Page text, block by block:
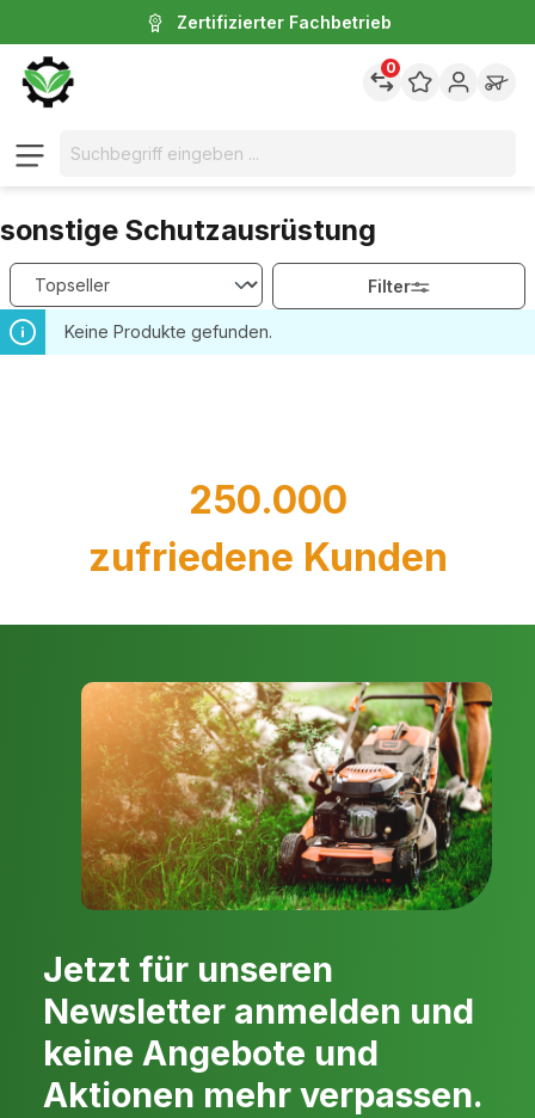
Zertifizierter Fachbetrieb
0
sonstige Schutzausrüstung
Filter
Keine Produkte gefunden.
250.000
zufriedene Kunden
Jetzt für unseren
Newsletter anmelden und
keine Angebote und
Aktionen mehr verpassen.